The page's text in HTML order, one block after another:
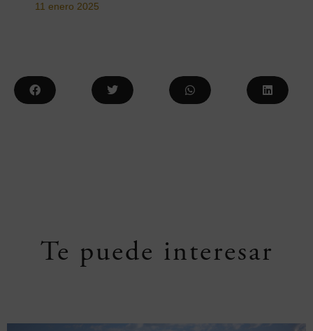
11 enero 2025
Te puede interesar